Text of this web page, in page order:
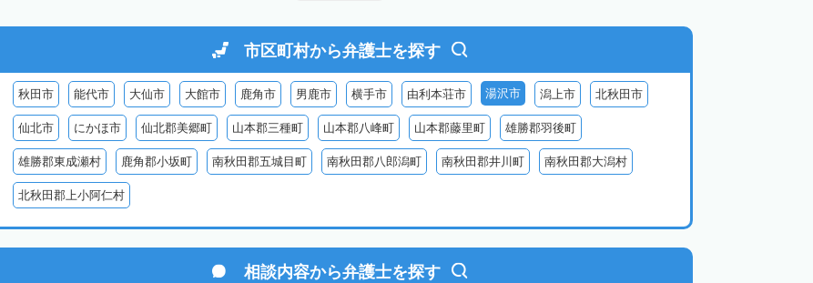
市区町村から弁護士を探す
秋田市 能代市 大仙市 大館市 鹿角市 男鹿市 横手市 由利本荘市 湯沢市 潟上市 北秋田市
仙北市 にかほ市 仙北郡美郷町 山本郡三種町 山本郡八峰町 山本郡藤里町 雄勝郡羽後町
雄勝郡東成瀬村 鹿角郡小坂町 南秋田郡五城目町 南秋田郡八郎潟町 南秋田郡井川町 南秋田郡大潟村
北秋田郡上小阿仁村
相談内容から弁護士を探す